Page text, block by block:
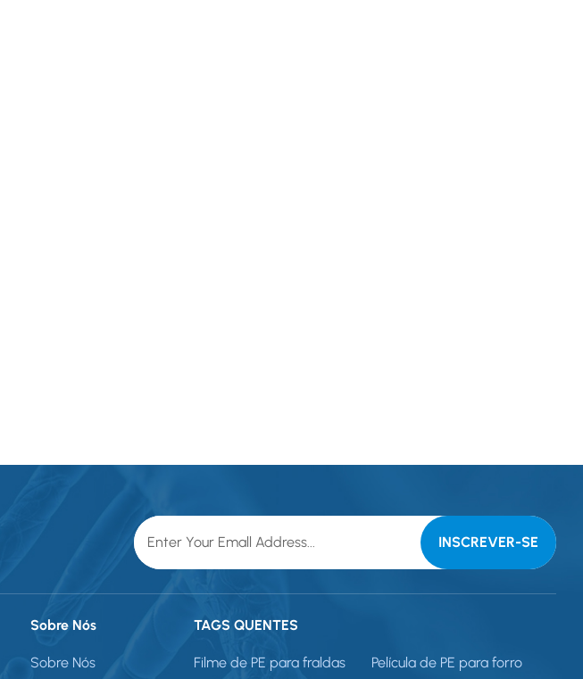
Sobre Nós
Sobre Nós
TAGS QUENTES
Filme de PE para fraldas Película de PE para forro